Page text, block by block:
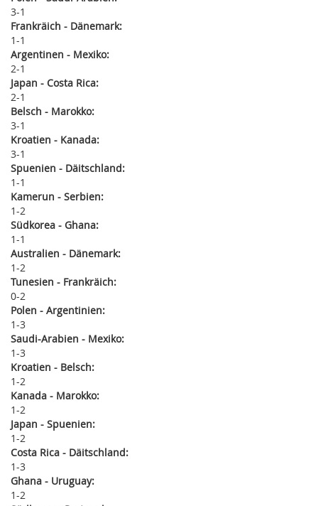
3 1
Frankräich - Dänemark:
1 1
Argentinen - Mexiko:
2 1
Japan - Costa Rica:
2 1
Belsch - Marokko:
3 1
Kroatien - Kanada:
3 1
Spuenien - Däitschland:
1 1
Kamerun - Serbien:
1 2
Südkorea - Ghana:
1 1
Australien - Dänemark:
1 2
Tunesien - Frankräich:
0 2
Polen - Argentinien:
1 3
Saudi-Arabien - Mexiko:
1 3
Kroatien - Belsch:
1 2
Kanada - Marokko:
1 2
Japan - Spuenien:
1 2
Costa Rica - Däitschland:
1 3
Ghana - Uruguay:
1 2